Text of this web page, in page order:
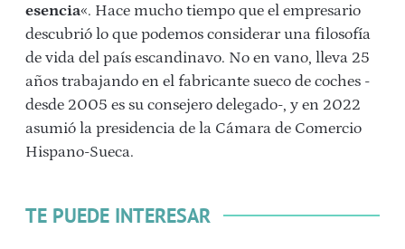
esencia«. Hace mucho tiempo que el empresario
descubrió lo que podemos considerar una filosofía
de vida del país escandinavo. No en vano, lleva 25
años trabajando en el fabricante sueco de coches -
desde 2005 es su consejero delegado-, y en 2022
asumió la presidencia de la Cámara de Comercio
Hispano-Sueca.
TE PUEDE INTERESAR